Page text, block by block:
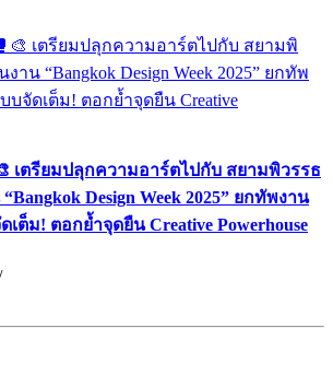
เตรียมปลุกความอาร์ตไปกับ สยามพิวรรธ
Design Week 2025” ยกทัพงาน
ต็ม! ตอกย้ำจุดยืน Creative Powerhouse